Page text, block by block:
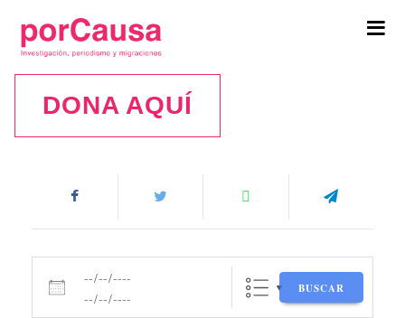
DONA AQUÍ
Eventos
Fechas
BUSCAR